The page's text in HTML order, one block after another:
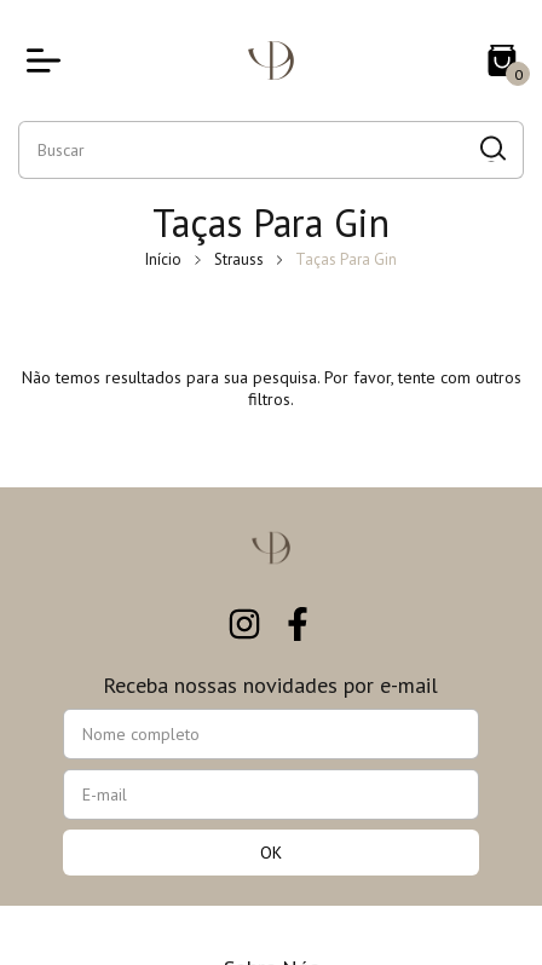
0
Taças Para Gin
Início Strauss Taças Para Gin
Não temos resultados para sua pesquisa. Por favor, tente com outros
filtros.
Receba nossas novidades por e-mail